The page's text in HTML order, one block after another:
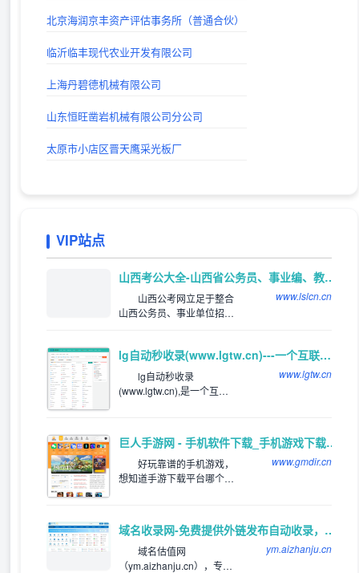
出站时间：
北京海润京丰资产评估事务所（普通合伙）
临沂临丰现代农业开发有限公司
上海丹碧德机械有限公司
山东恒旺凿岩机械有限公司分公司
太原市小店区晋天鹰采光板厂
VIP站点
山西考公大全-山西省公务员、事业编、教师、三支一扶、特岗考试公告信息_及时发布平台
山西公考网立足于整合
山西公务员、事业单位招聘
考和公务员招录信息。关注
山西公务员招录、考试信
息，服务公考人群。
www.lslcn.cn
lg自动秒收录(www.lgtw.cn)---一个互联网的集合网址导航。
lg自动秒收录
(www.lgtw.cn),是一个互联
类型包括：综合网址，软件
下载网址，电影网址，新游
网址，体育网址，手机网
址，社交网址，汽车网址，
www.lgtw.cn
巨人手游网 - 手机软件下载_手机游戏下载_好玩的手机游戏
好玩靠谱的手机游戏，
想知道手游下载平台哪个
app，就来巨人手游网网体
验吧！
www.gmdir.cn
域名收录网-免费提供外链发布自动收录，来路自动排第一位,欢迎和本站自助交换友情链,增加网站的外链与收录。
域名估值网
（ym.aizhanju.cn），专注
ym.aizhanju.cn